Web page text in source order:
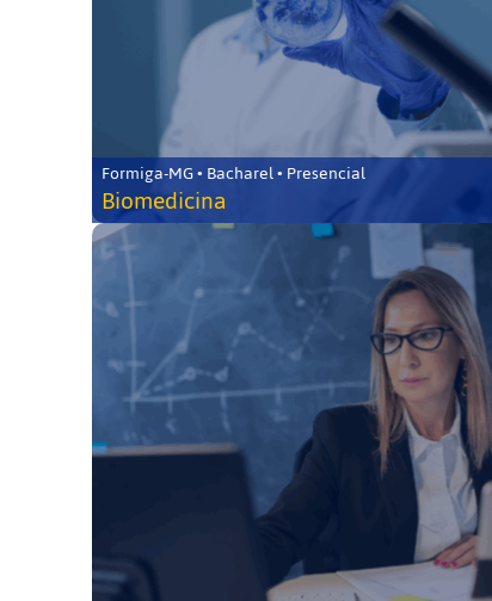
Formiga-MG • Bacharel • Presencial
Biomedicina